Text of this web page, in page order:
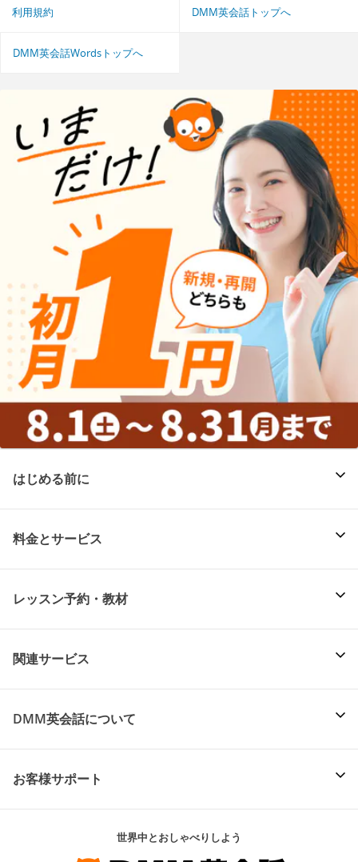
利用規約 DMM英会話トップへ
DMM英会話Wordsトップへ
はじめる前に
料金とサービス
レッスン予約・教材
関連サービス
DMM英会話について
お客様サポート
世界中とおしゃべりしよう